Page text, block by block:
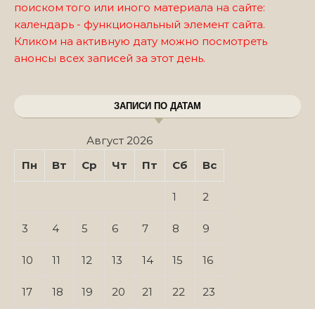
поиском того или иного материала на сайте:
календарь - функциональный элемент сайта.
Кликом на активную дату можно посмотреть
анонсы всех записей за этот день.
ЗАПИСИ ПО ДАТАМ
Август 2026
Пн
Вт Ср Чт Пт Сб Вс
1 2
3 4 5 6 7 8 9
10 11 12 13 14 15 16
17 18 19 20 21 22 23